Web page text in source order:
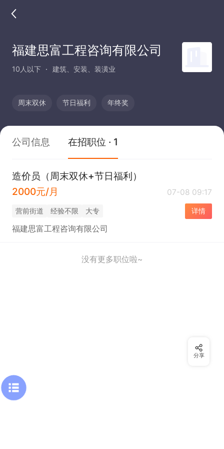
福建思富工程咨询有限公司
10人以下 建筑、安装、装潢业
周末双休 节日福利 年终奖
公司信息 在招职位 · 1
造价员（周末双休+节日福利）
2000元/月
07-08 09:17
​营前街道 经验不限 大专 详情
福建思富工程咨询有限公司
没有更多职位啦~
分享